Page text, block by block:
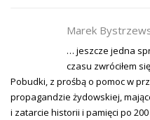
Marek
… jeszcze jedna
czasu zwróciłem
Pobudki, z prośbą o pomoc w
propagandzie żydowskiej,
i zatarcie historii i pamięci po